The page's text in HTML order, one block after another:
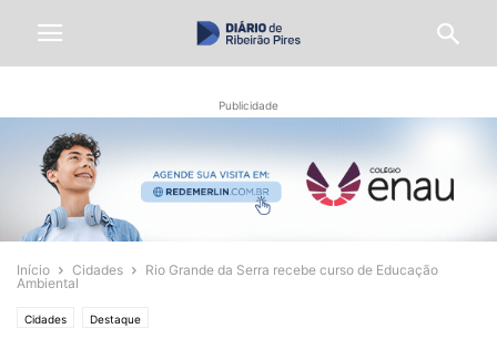
Publicidade
Início Cidades
Rio Grande da Serra recebe curso de Educação
Ambiental
Cidades Destaque